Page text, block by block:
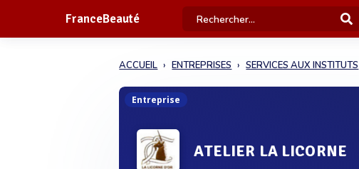
FranceBeauté
ACCUEIL ENTREPRISES SERVICES AUX INSTITUTS
Entreprise
ATELIER LA LICORNE